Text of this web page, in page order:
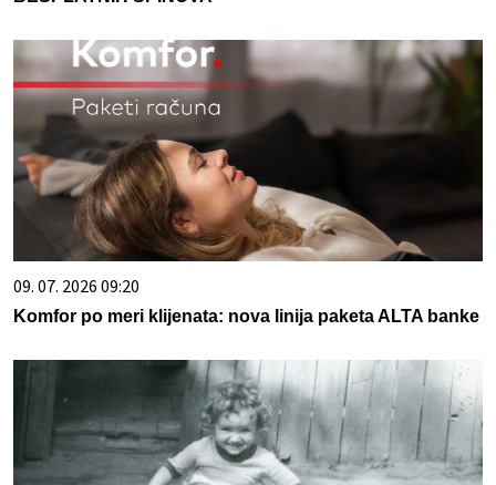
09. 07. 2026 09:20
Komfor po meri klijenata: nova linija paketa ALTA banke